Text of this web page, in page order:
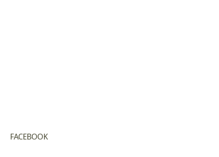
FACEBOOK